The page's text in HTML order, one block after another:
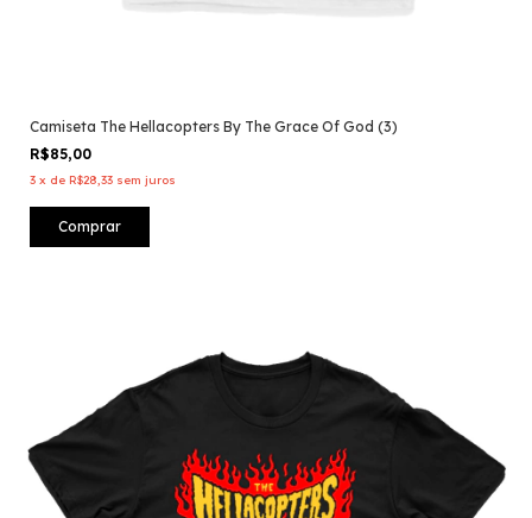
Camiseta The Hellacopters By The Grace Of God (3)
R$85,00
3 x de R$28,33 sem juros
Comprar